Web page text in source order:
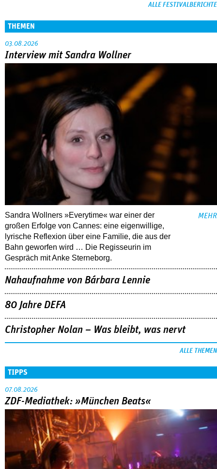
Sandra Wollners »Everytime« war einer der
großen Erfolge von Cannes: eine eigenwillige,
lyrische Reflexion über eine ­Familie, die aus der
Bahn geworfen wird … Die Regisseurin im
Gespräch mit Anke Sterneborg.
Nahaufnahme von Bárbara Lennie
80 Jahre DEFA
Christopher Nolan – Was bleibt, was nervt
TIPPS
07.08.2026
ZDF-Mediathek: »München Beats«